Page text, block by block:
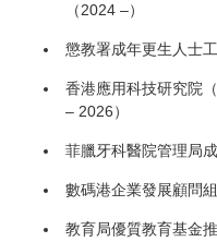
（2024 –）
懲教署成年更生人士
香港應用科技研究院
– 2026）
菲臘牙科醫院管理局
數碼港企業發展顧問
教育局優質教育基金